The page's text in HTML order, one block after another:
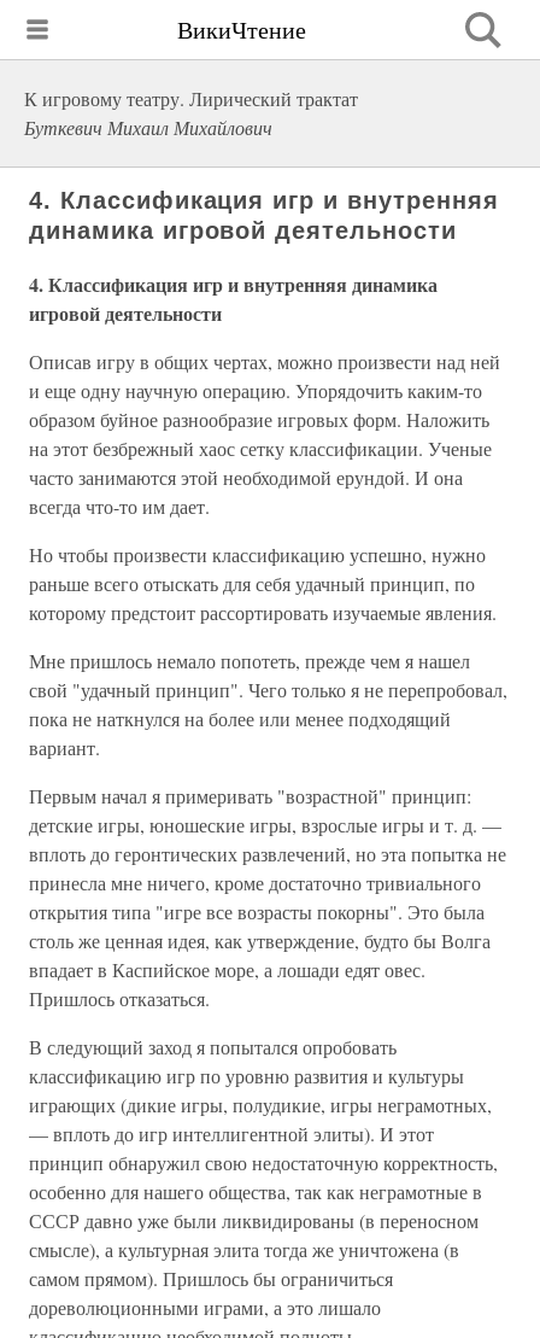
ВикиЧтение
К игровому театру. Лирический трактат
Буткевич Михаил Михайлович
4. Классификация игр и внутренняя
динамика игровой деятельности
4. Классификация игр и внутренняя динамика
игровой деятельности
Описав игру в общих чертах, можно произвести над ней
и еще одну научную операцию. Упорядочить каким-то
образом буйное разнообразие игровых форм. Наложить
на этот безбрежный хаос сетку классификации. Ученые
часто занимаются этой необходимой ерундой. И она
всегда что-то им дает.
Но чтобы произвести классификацию успешно, нужно
раньше всего отыскать для себя удачный принцип, по
которому предстоит рассортировать изучаемые явления.
Мне пришлось немало попотеть, прежде чем я нашел
свой "удачный принцип". Чего только я не перепробовал,
пока не наткнулся на более или менее подходящий
вариант.
Первым начал я примеривать "возрастной" принцип:
детские игры, юношеские игры, взрослые игры и т. д. —
вплоть до геронтических развлечений, но эта попытка не
принесла мне ничего, кроме достаточно тривиального
открытия типа "игре все возрасты покорны". Это была
столь же ценная идея, как утверждение, будто бы Волга
впадает в Каспийское море, а лошади едят овес.
Пришлось отказаться.
В следующий заход я попытался опробовать
классификацию игр по уровню развития и культуры
играющих (дикие игры, полудикие, игры неграмотных,
— вплоть до игр интеллигентной элиты). И этот
принцип обнаружил свою недостаточную корректность,
особенно для нашего общества, так как неграмотные в
СССР давно уже были ликвидированы (в переносном
смысле), а культурная элита тогда же уничтожена (в
самом прямом). Пришлось бы ограничиться
дореволюционными играми, а это лишало